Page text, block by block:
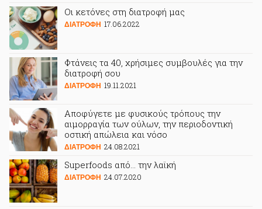
Οι κετόνες στη διατροφή μας
ΔΙΑΤΡΟΦΗ 17.06.2022
Φτάνεις τα 40, χρήσιμες συμβουλές για την
διατροφή σου
ΔΙΑΤΡΟΦΗ 19.11.2021
Αποφύγετε με φυσικούς τρόπους την
αιμορραγία των ούλων, την περιοδοντική
οστική απώλεια και νόσο
ΔΙΑΤΡΟΦΗ 24.08.2021
Superfoods από… την λαϊκή
ΔΙΑΤΡΟΦΗ 24.07.2020